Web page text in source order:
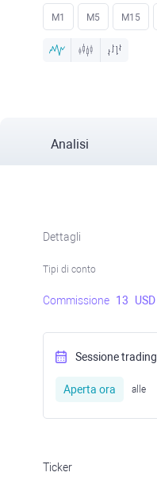
M1 M5 M15
Analisi
Dettagli
Tipi di conto
Commissione 13 USD
Sessione trading
Aperta ora alle
Ticker